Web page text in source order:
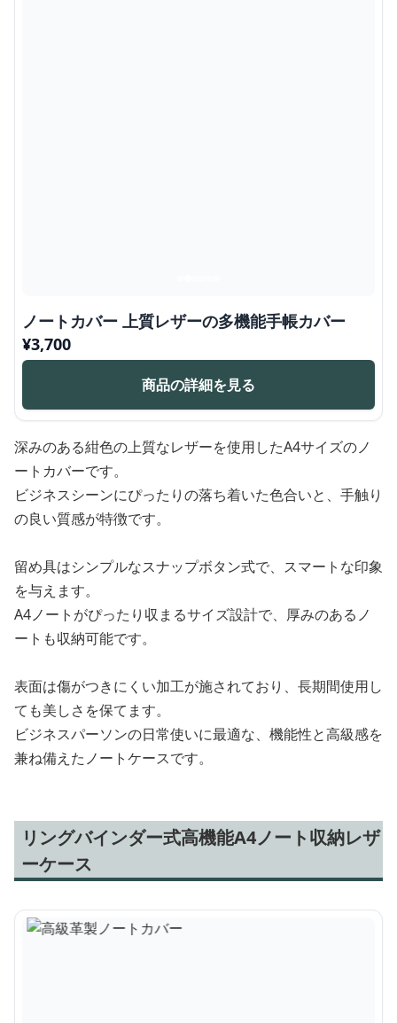
ノートカバー 上質レザーの多機能手帳カバー
¥3,700
商品の詳細を見る
深みのある紺色の上質なレザーを使用したA4サイズのノ
ートカバーです。
ビジネスシーンにぴったりの落ち着いた色合いと、手触り
の良い質感が特徴です。
留め具はシンプルなスナップボタン式で、スマートな印象
を与えます。
A4ノートがぴったり収まるサイズ設計で、厚みのあるノ
ートも収納可能です。
表面は傷がつきにくい加工が施されており、長期間使用し
ても美しさを保てます。
ビジネスパーソンの日常使いに最適な、機能性と高級感を
兼ね備えたノートケースです。
リングバインダー式高機能A4ノート収納レザ
ーケース